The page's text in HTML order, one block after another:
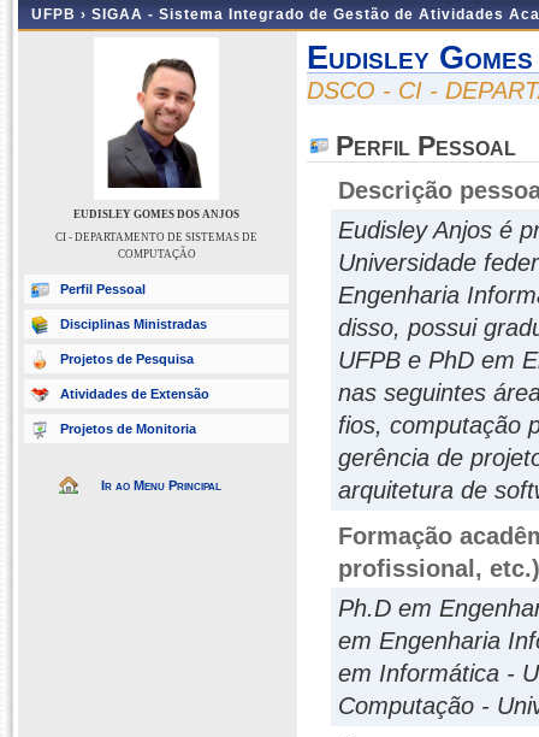
UFPB › SIGAA - Sistema Integrado de Gestão de Atividades
EUDISLEY GOMES DOS ANJOS
CI - DEPARTAMENTO DE SISTEMAS DE
COMPUTAÇÃO
Perfil Pessoal
Disciplinas Ministradas
Projetos de Pesquisa
Atividades de Extensão
Projetos de Monitoria
Ir ao Menu Principal
Eudisley
DSCO - CI -
Perfil Pessoal
Descrição
Eudisley Anjos é
Universidade
Engenharia
disso, possui
UFPB e PhD em
nas seguintes
fios, computação
gerência de
arquitetura de
Formação
profissional, etc.)
Ph.D em
em Engenharia
em Informática -
Computação -